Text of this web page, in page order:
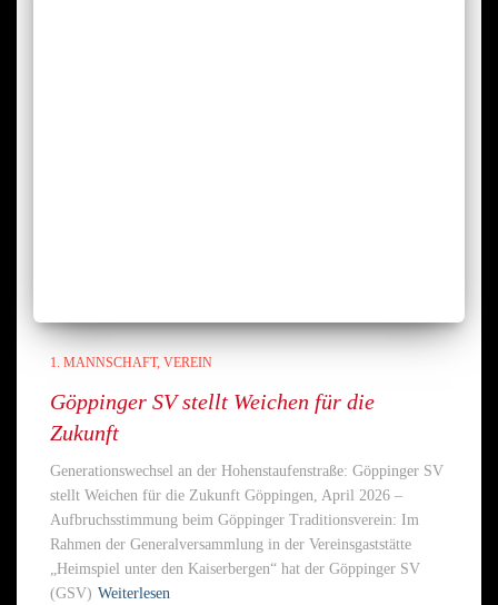
1. MANNSCHAFT VEREIN
Göppinger SV stellt Weichen für die
Zukunft
Generationswechsel an der Hohenstaufenstraße: Göppinger SV
stellt Weichen für die Zukunft Göppingen, April 2026 –
Aufbruchsstimmung beim Göppinger Traditionsverein: Im
Rahmen der Generalversammlung in der Vereinsgaststätte
„Heimspiel unter den Kaiserbergen“ hat der Göppinger SV
(GSV) Weiterlesen